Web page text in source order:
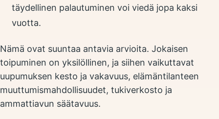
täydellinen palautuminen voi viedä jopa kaksi
vuotta.
Nämä ovat suuntaa antavia arvioita. Jokaisen
toipuminen on yksilöllinen, ja siihen vaikuttavat
uupumuksen kesto ja vakavuus, elämäntilanteen
muuttumismahdollisuudet, tukiverkosto ja
ammattiavun säätavuus.